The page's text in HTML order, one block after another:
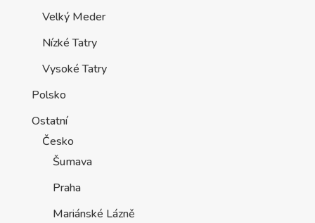
Velký Meder
Nízké Tatry
Vysoké Tatry
Polsko
Ostatní
Česko
Šumava
Praha
Mariánské Lázně